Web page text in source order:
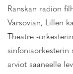
Ranskan radion
Varsovian, Lillen
Theatre -
sinfoniaorkesterin
arviot saaneelle